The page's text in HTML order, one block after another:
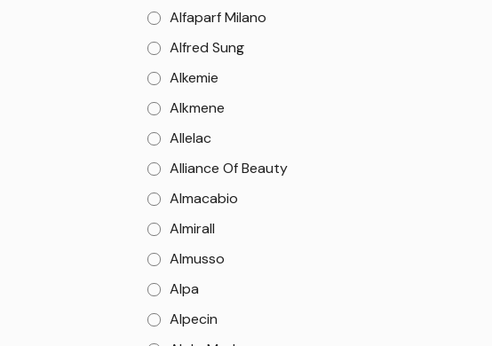
Alfaparf Milano
Alfred Sung
Alkemie
Alkmene
Allelac
Alliance Of Beauty
Almacabio
Almirall
Almusso
Alpa
Alpecin